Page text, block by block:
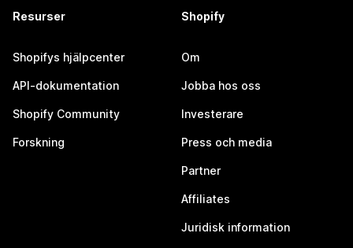
Resurser
Shopifys hjälpcenter
API-dokumentation
Shopify Community
Forskning
Shopify
Om
Jobba hos oss
Investerare
Press och media
Partner
Affiliates
Juridisk information